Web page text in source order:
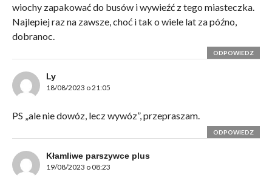
wiochy zapakować do busów i wywieźć z tego miasteczka.
Najlepiej raz na zawsze, choć i tak o wiele lat za późno,
dobranoc.
ODPOWIEDZ
Ly
18/08/2023 o 21:05
PS „ale nie dowóz, lecz wywóz”, przepraszam.
ODPOWIEDZ
Kłamliwe parszywce plus
19/08/2023 o 08:23